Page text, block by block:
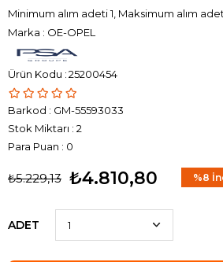
Minimum alım adeti 1, Maksimum alım
Marka : OE-OPEL
25200454
Barkod : GM-55593033
Stok Miktarı : 2
Para Puan : 0
₺5.229,13 ₺4.810,80 %8
ADET